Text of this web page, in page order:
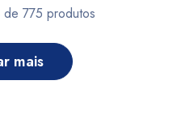
mais
775 produtos